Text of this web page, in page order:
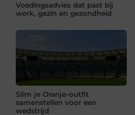
Voedingsadvies dat past bij
werk, gezin en gezondheid
Slim je Oranje-outfit
samenstellen voor een
wedstrijd